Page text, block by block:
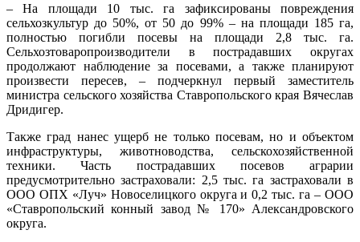
– На площади 10 тыс. га зафиксированы повреждения
сельхозкультур до 50%, от 50 до 99% – на площади 185 га,
полностью погибли посевы на площади 2,8 тыс. га.
Сельхозтоваропроизводители в пострадавших округах
продолжают наблюдение за посевами, а также планируют
произвести пересев, – подчеркнул первый заместитель
министра сельского хозяйства Ставропольского края Вячеслав
Дридигер.
Также град нанес ущерб не только посевам, но и объектом
инфраструктуры, животноводства, сельскохозяйственной
техники. Часть пострадавших посевов аграрии
предусмотрительно застраховали: 2,5 тыс. га застраховали в
ООО ОПХ «Луч» Новоселицкого округа и 0,2 тыс. га – ООО
«Ставропольский конный завод № 170» Александровского
округа.